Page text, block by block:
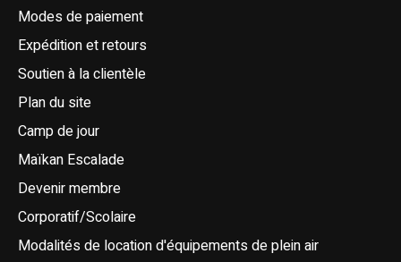
Modes de paiement
Expédition et retours
Soutien à la clientèle
Plan du site
Camp de jour
Maïkan Escalade
Devenir membre
Corporatif/Scolaire
Modalités de location d'équipements de plein air